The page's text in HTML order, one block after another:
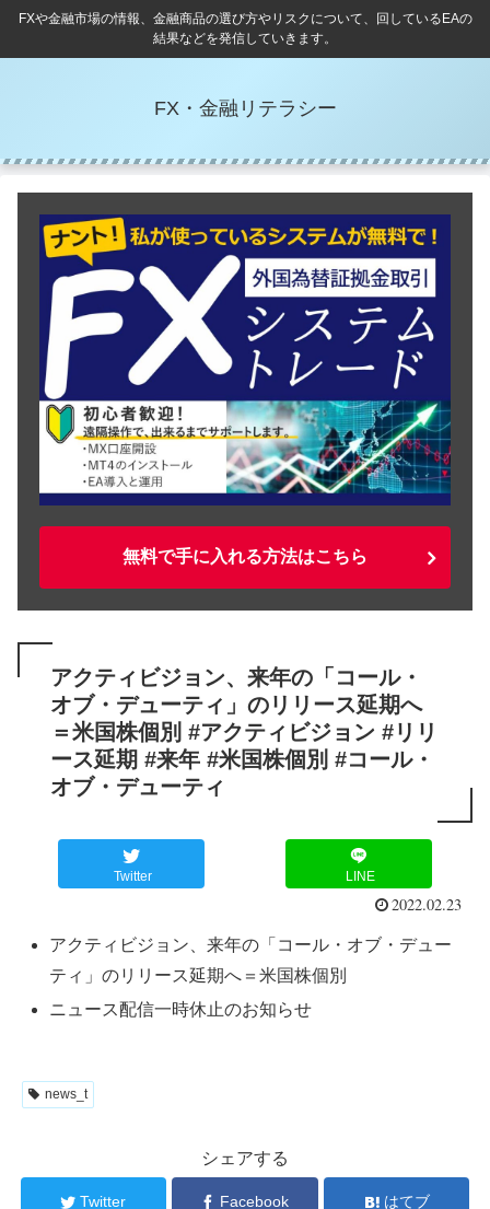
FXや金融市場の情報、金融商品の選び方やリスクについて、回しているEAの
結果などを発信していきます。
FX・金融リテラシー
無料で手に入れる方法はこちら
アクティビジョン、来年の「コール・
オブ・デューティ」のリリース延期へ
＝米国株個別 #アクティビジョン #リリ
ース延期 #来年 #米国株個別 #コール・
オブ・デューティ
Twitter LINE
2022.02.23
アクティビジョン、来年の「コール・オブ・デュー
ティ」のリリース延期へ＝米国株個別
ニュース配信一時休止のお知らせ
news_t
シェアする
Twitter Facebook はてブ